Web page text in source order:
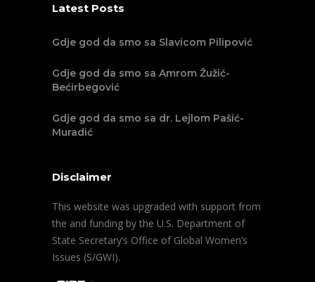
Latest Posts
Gdje god da smo sa Slavicom Pilipović
Gdje god da smo sa Amrom Žužić-
Bećirbegović
Gdje god da smo sa dr. Lejlom Pašić-
Muradić
Disclaimer
This website was upgraded with support from
the and funding by the U.S. Department of
State Secretary’s Office of Global Women’s
Issues (S/GWI).